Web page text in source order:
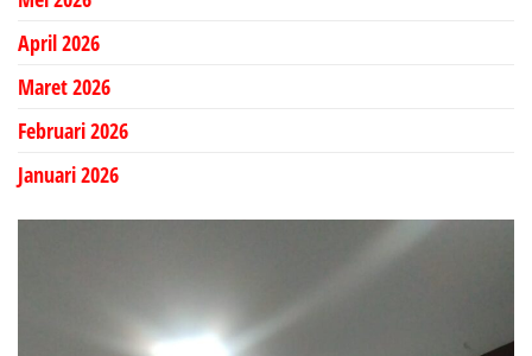
April 2026
Maret 2026
Februari 2026
Januari 2026